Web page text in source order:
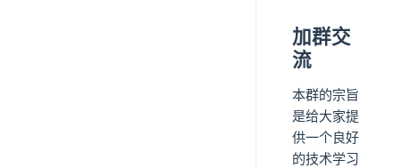
加群交
流
本群的宗旨
是给大家提
供一个良好
的技术学习